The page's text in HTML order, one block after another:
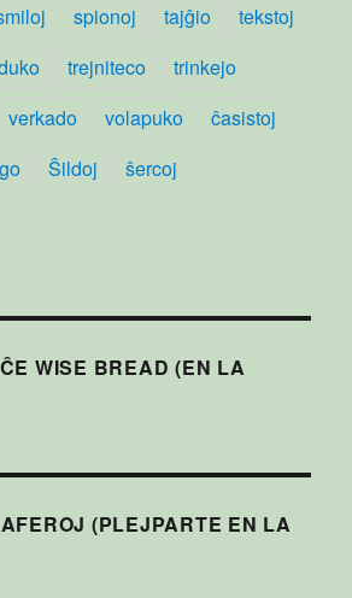
spionoj tajĝio
tekstoj
trejniteco
trinkejo
verkado volapuko
ĉasistoj
Ŝildoj
ŝercoj
WISE BREAD (EN LA
(PLEJPARTE EN LA